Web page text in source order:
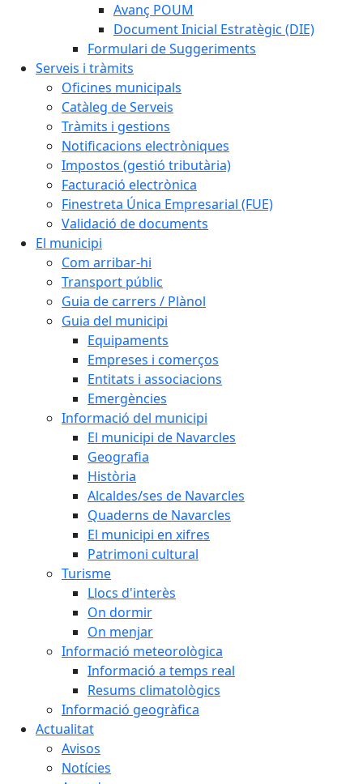
Avanç POUM
Document Inicial Estratègic (DIE)
Formulari de Suggeriments
Serveis i tràmits
Oficines municipals
Catàleg de Serveis
Tràmits i gestions
Notificacions electròniques
Impostos (gestió tributària)
Facturació electrònica
Finestreta Única Empresarial (FUE)
Validació de documents
El municipi
Com arribar-hi
Transport públic
Guia de carrers / Plànol
Guia del municipi
Equipaments
Empreses i comerços
Entitats i associacions
Emergències
Informació del municipi
El municipi de Navarcles
Geografia
Història
Alcaldes/ses de Navarcles
Quaderns de Navarcles
El municipi en xifres
Patrimoni cultural
Turisme
Llocs d'interès
On dormir
On menjar
Informació meteorològica
Informació a temps real
Resums climatològics
Informació geogràfica
Actualitat
Avisos
Notícies